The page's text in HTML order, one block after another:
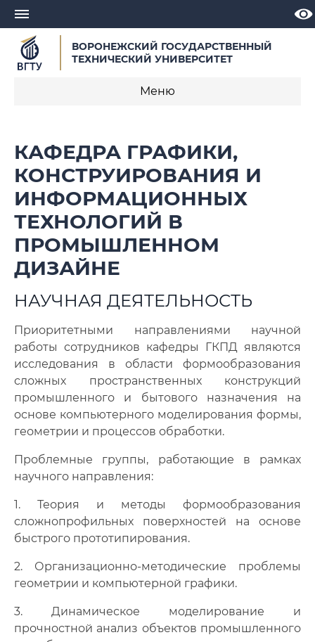
ВОРОНЕЖСКИЙ ГОСУДАРСТВЕННЫЙ
ТЕХНИЧЕСКИЙ УНИВЕРСИТЕТ
Меню
Объявления
Образовательные программы
Научная деятельность
Достижения кафедры
Публикации сотрудников кафедры
Расписание консультаций
Документы
Фотогалерея
Сотрудники
Олимпиада Инженер
КАФЕДРА ГРАФИКИ,
КОНСТРУИРОВАНИЯ И
ИНФОРМАЦИОННЫХ
ТЕХНОЛОГИЙ В
ПРОМЫШЛЕННОМ
ДИЗАЙНЕ
НАУЧНАЯ ДЕЯТЕЛЬНОСТЬ
Приоритетными направлениями научной
работы сотрудников кафедры ГКПД являются
исследования в области формообразования
сложных пространственных конструкций
промышленного и бытового назначения на
основе компьютерного моделирования формы,
геометрии и процессов обработки.
Проблемные группы, работающие в рамках
научного направления:
1. Теория и методы формообразования
сложнопрофильных поверхностей на основе
быстрого прототипирования.
2. Организационно-методические проблемы
геометрии и компьютерной графики.
3. Динамическое моделирование и
прочностной анализ объектов промышленного